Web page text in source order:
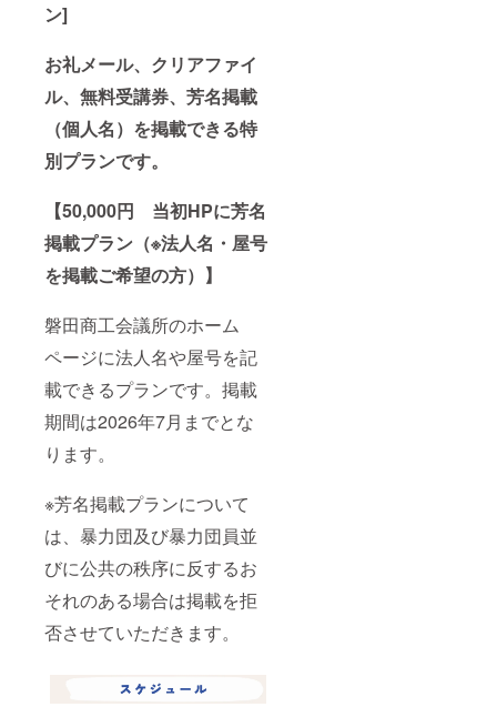
ン]
お礼メール、クリアファイ
ル、無料受講券、芳名掲載
（個人名）を掲載できる特
別プランです。
【50,000円 当初HPに芳名
掲載プラン（※法人名・屋号
を掲載ご希望の方）】
磐田商工会議所のホーム
ページに法人名や屋号を記
載できるプランです。掲載
期間は2026年7月までとな
ります。
※芳名掲載プランについて
は、暴力団及び暴力団員並
びに公共の秩序に反するお
それのある場合は掲載を拒
否させていただきます。